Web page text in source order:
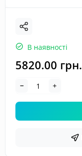
В наявності
5820.00 грн.